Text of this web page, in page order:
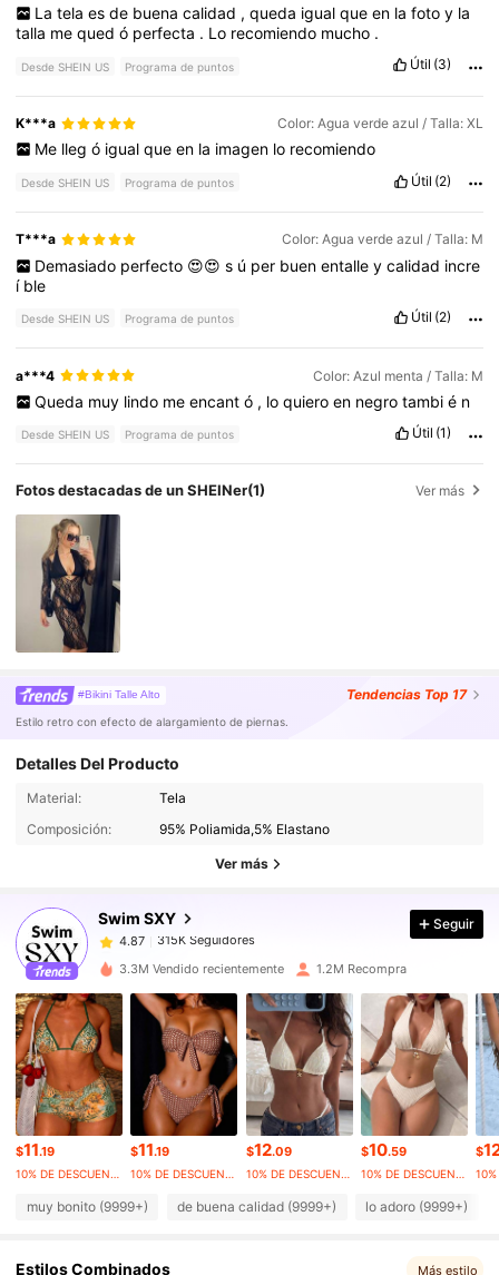
La tela es de buena calidad , queda igual que en la foto y la
talla mequedó perfecta . Lo recomiendo mucho .
Desde SHEIN US Programa de puntos Útil (3)
K***a Color: Agua verde azul / Talla: XL
Me lleg ó igual que en la imagen lo recomiendo
Desde SHEIN US Programa de puntos Útil (2)
T***a Color: Agua verde azul / Talla: M
Demasiado perfecto 😍😍 s ú per buen entalle y calidad incre
í ble
Desde SHEIN US Programa de puntos Útil (2)
a***4 Color: Azul menta / Talla: M
Queda muy lindo me encant ó , lo quiero en negro tambi é n
Desde SHEIN US Programa de puntos Útil (1)
Fotos destacadas de un SHEINer(1) Ver más
#Bikini Talle Alto Tendencias Top 17
Estilo retro con efecto de alargamiento de piernas.
Detalles Del Producto
Material:
Tela
Composición:
95% Poliamida,5% Elastano
Ver más
Swim SXY
315K Seguidores
4.87
315K Seguidores
1***6
pagóHace 6 horas
4.87 315K Seguidores
315K Seguidores
4.87 315K Seguidores
4.87 315K Seguidores
315K Seguidores
Seguir
3.3M Vendido recientemente 1.2M Recompra
$11.19
10% DE DESCUENTO
$11.19
10% DE DESCUENTO
$12.09
10% DE DESCUENTO
$10.59
10% DE DESCUENTO
$
muy bonito (9999+) de buena calidad (9999+) lo adoro (9999+)
Estilos Combinados Más estilo